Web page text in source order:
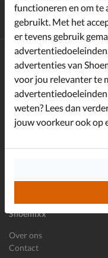
Gratisverzending en
Achterafbetalen
Shoemixx
Over ons
Contact
Altijd op de hoogte zijn?
Schrijf je in voor de
welkomstkorting!*
E-mailadres
functioneren en om te
gebruikt. Met het
er tevens gebruik
advertenties van
voor jou relevanter te
weten? Lees dan
jouw voorkeur ook op